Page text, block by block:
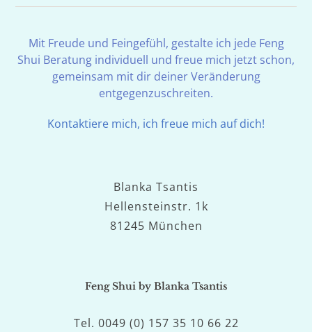
Mit Freude und Feingefühl, gestalte ich jede Feng
Shui Beratung individuell und freue mich jetzt schon,
gemeinsam mit dir deiner Veränderung
entgegenzuschreiten.
Kontaktiere mich, ich freue mich auf dich!
Blanka Tsantis
Hellensteinstr. 1k
81245 München
Feng Shui by Blanka Tsantis
Tel. 0049 (0) 157 35 10 66 22